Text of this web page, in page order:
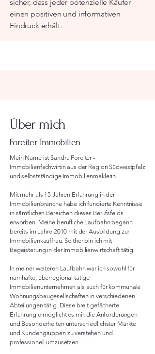
sicher, dass jeder potenzielle Käufer
einen positiven und informativen
Eindruck erhält.
Über mich
Foreiter Immobilien
Mein Name ist Sandra Foreiter -
Immobilienfachwirtin aus der Region Südwestpfalz
und selbstständige Immobilienmaklerin.
Mit mehr als 15 Jahren Erfahrung in der
Immobilienbranche habe ich fundierte Kenntnisse
in sämtlichen Bereichen dieses Berufsfelds
erworben. Meine berufliche Laufbahn begann
bereits im Jahre 2010 mit der Ausbildung zur
Immobilienkauffrau. Seither bin ich mit
Begeisterung in der Immobilienwirtschaft tätig.
In meiner weiteren Laufbahn war ich sowohl für
namhafte, überregional tätige
Immobilienunternehmen als auch für kommunale
Wohnungsbaugesellschaften in verschiedenen
Abteilungen tätig. Diese breit gefächerte
Erfahrung ermöglicht es mir, die Anforderungen
und Besonderheiten unterschiedlichster Märkte
und Kundengruppen zu verstehen und
professionell umzusetzen.